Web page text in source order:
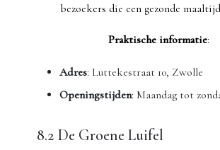
bezoekers die een gezonde
Praktische informatie:
Adres: Luttekestraat 10, Zwolle
Openingstijden: Maandag tot
8.2 De Groene Luifel